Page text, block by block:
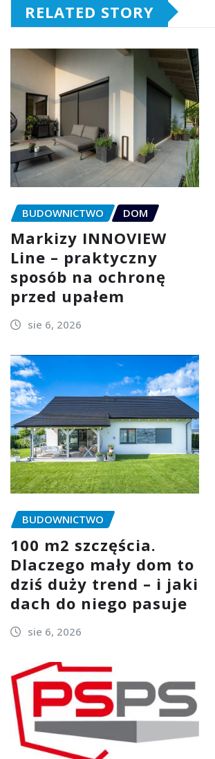
RELATED STORY
BUDOWNICTWO DOM
Markizy INNOVIEW
Line – praktyczny
sposób na ochronę
przed upałem
sie 6, 2026
BUDOWNICTWO
100 m2 szczęścia.
Dlaczego mały dom to
dziś duży trend – i jaki
dach do niego pasuje
sie 6, 2026